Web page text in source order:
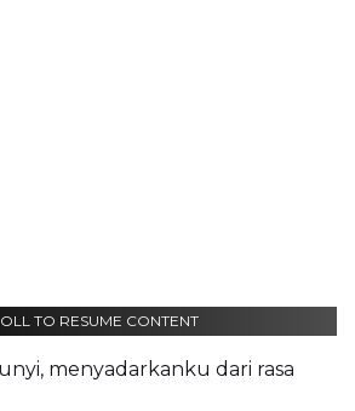
TO RESUME CONTENT
menyadarkanku dari rasa